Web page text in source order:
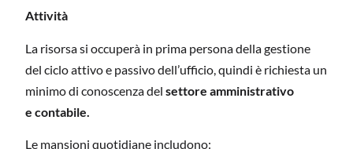
Attività
La risorsa si occuperà in prima persona della gestione
del ciclo attivo e passivo dell’ufficio, quindi è richiesta un
minimo di conoscenza del settore amministrativo
e contabile.
Le mansioni quotidiane includono: